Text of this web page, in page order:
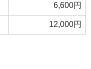
6,600円
12,000円